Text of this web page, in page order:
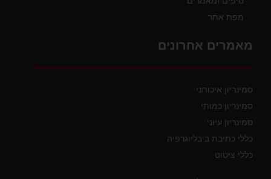
מפת אתר
מאמרים אחרונים
סמינריון איכותני
סמינריון כמותי
סמינריון עיוני
כללי כתיבת ביבליוגרפיה
כללי ציטוט